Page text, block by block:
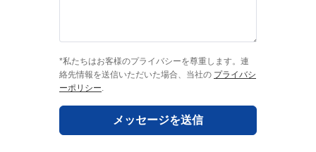
*私たちはお客様のプライバシーを尊重します。連
絡先情報を送信いただいた場合、当社の プライバシ
ーポリシー.
メッセージを送信